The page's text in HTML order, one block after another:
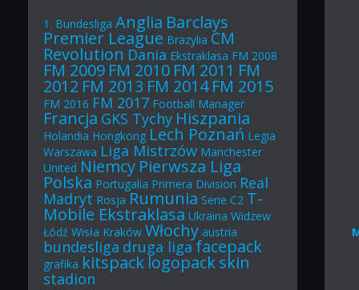
1. Bundesliga Anglia Barclays
Premier League Brazylia CM
Revolution Dania Ekstraklasa FM 2008
FM 2009 FM 2010 FM 2011 FM
2012 FM 2013 FM 2014 FM 2015
FM 2016 FM 2017 Football Manager
Francja GKS Tychy Hiszpania
Holandia Hongkong Lech Poznań Legia
Warszawa Liga Mistrzów Manchester
United Niemcy Pierwsza Liga
Polska Portugalia Primera Division Real
Madryt Rosja Rumunia Serie C2 T-
Mobile Ekstraklasa Ukraina Widzew
Łódź Wisła Kraków Włochy austria
bundesliga druga ligafacepack
grafika kitspacklogopackskin
stadion